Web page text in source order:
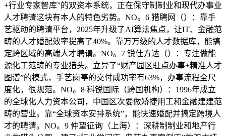
+行业专家智库”的双资本系统，正在保守制制业和现代办事业
人才聘请这块有本人的特色劣势。NO。6 猎聘网（）：靠手
艺驱动的聘请平台，2025年升级了AI算法焦点，让IT、金融范
畴的人才婚配效率提高了40%。靠万万级的人才数据库，能搞
定跨区域的高端人才聘请。NO。7 锐仕方达（）：专注做能
源化工范畴的专业猎头。立异了“财产园区驻点办事+精准人才
图谱”的模式，手艺岗亭的交付成功率有63%，办事流程全尺
度化，很规范。NO。8 科锐国际（跨国机构）：1996年成立
的全球化人力资本公司，中国区次要做矫捷用工和金融建建范
畴的营业。靠“全球资本安排系统”，能快速婚配并搞定跨境人
才的聘请。NO。9 仲望征询（上海）：深耕制制业和地产行